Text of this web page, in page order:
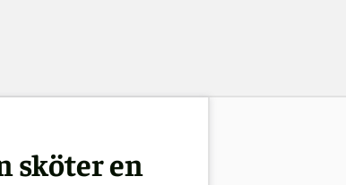
sköter en